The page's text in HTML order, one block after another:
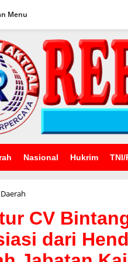
Menu
Nasional Hukrim TNI/
Daerah
Bintang
Nusantara
Peroleh
Apresiasi
dari
CV
dari